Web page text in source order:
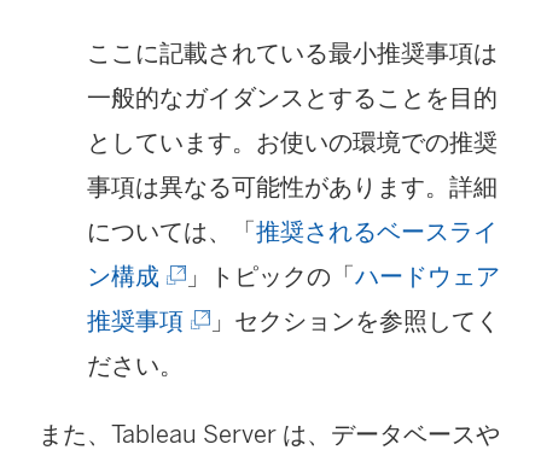
ここに記載されている最小推奨事項は
一般的なガイダンスとすることを目的
としています。お使いの環境での推奨
事項は異なる可能性があります。詳細
については、「推奨されるベースライ
ン構成 (
新
」トピックの「ハードウェア
推奨事項(
」セクションを参照してく
ださい。
また、 Tableau Server は、データベースや